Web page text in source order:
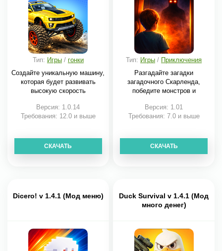
Тип: Игры/ гонки
Создайте уникальную машину,
которая будет развивать
высокую скорость
Версия: 1.0.14
Требования: 12.0 и выше
СКАЧАТЬ
Тип: Игры / Приключения
Разгадайте загадки
загадочного Скарленда,
победите монстров и
Версия: 1.01
Требования: 7.0 и выше
СКАЧАТЬ
Dicero! v 1.4.1 (Мод меню)
Duck Survival v 1.4.1 (Мод
много денег)